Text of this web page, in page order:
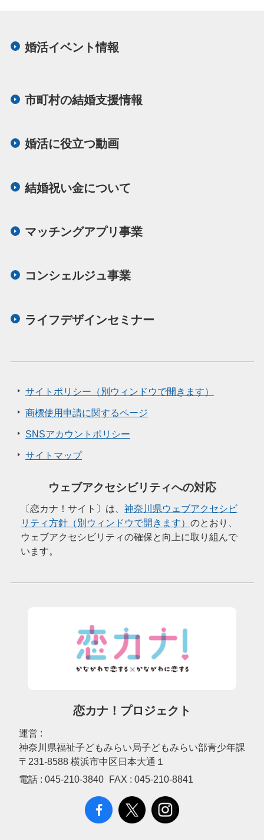
婚活イベント情報
市町村の結婚支援情報
婚活に役立つ動画
結婚祝い金について
マッチングアプリ事業
コンシェルジュ事業
ライフデザインセミナー
サイトポリシー（別ウィンドウで開きます）
商標使用申請に関するページ
SNSアカウントポリシー
サイトマップ
ウェブアクセシビリティへの対応
〔恋カナ！サイト〕は、 神奈川県ウェブアクセシビ
リティ方針（別ウィンドウで開きます） のとおり、
ウェブアクセシビリティの確保と向上に取り組んで
います。
恋カナ！プロジェクト
運営 :
神奈川県福祉子どもみらい局子どもみらい部青少年課
〒231-8588 横浜市中区日本大通１
電話 : 045-210-3840 FAX : 045-210-8841